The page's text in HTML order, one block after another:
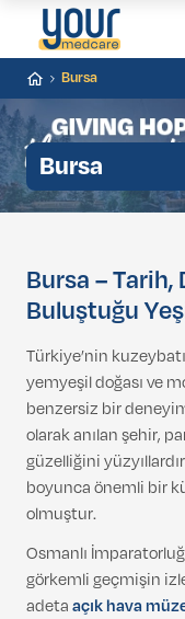
Bursa
Bursa
Bursa – Tarih,
Buluştuğu
Türkiye’nin
yemyeşil doğası ve
benzersiz bir
olarak anılan şehir,
güzelliğini
boyunca önemli bir
olmuştur.
Osmanlı
görkemli geçmişin
adetaaçıkhava